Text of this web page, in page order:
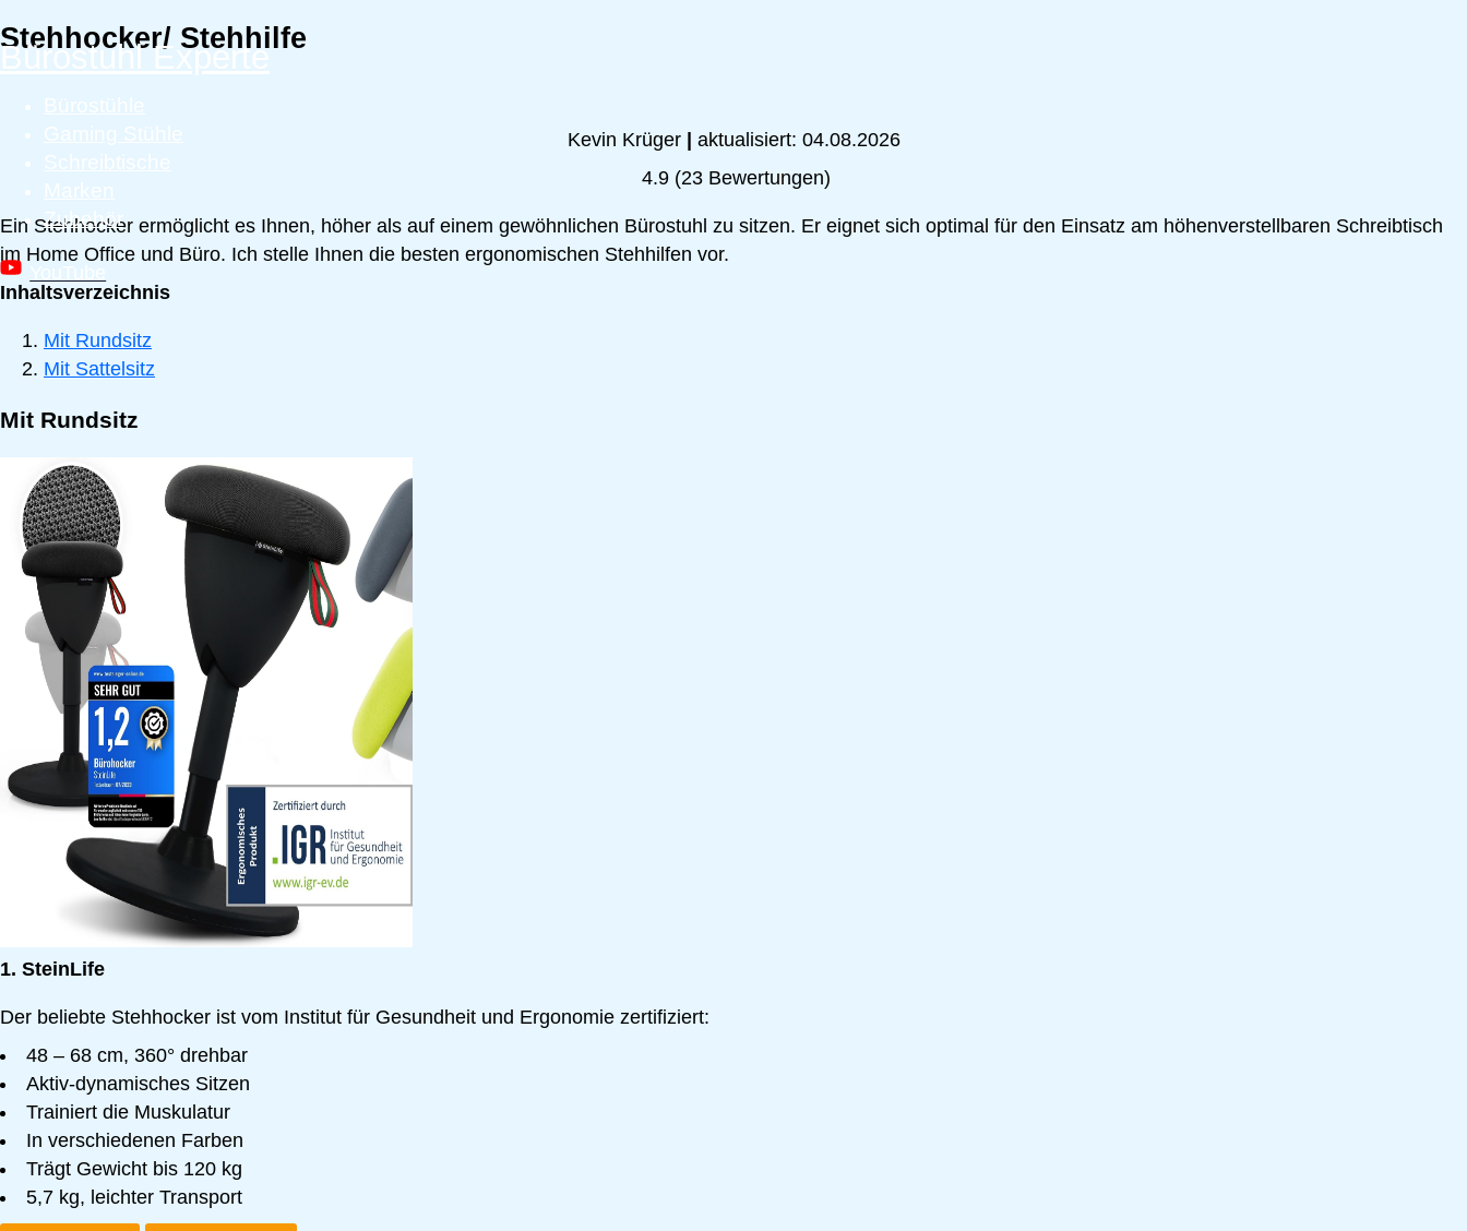
Zum
Inhalt
springen
Bürostuhl Experte
Bürostühle
Gaming Stühle
Schreibtische
Marken
Zubehör
YouTube
Stehhocker/ Stehhilfe
Kevin Krüger | aktualisiert: 04.08.2026
4.9 (23 Bewertungen)
Ein Stehhocker ermöglicht es Ihnen, höher als auf einem gewöhnlichen Bürostuhl zu sitzen. Er eignet sich optimal für den Einsatz am höhenverstellbaren Schreibtisch
im Home Office und Büro. Ich stelle Ihnen die besten ergonomischen Stehhilfen vor.
Inhaltsverzeichnis
Mit Rundsitz
Mit Sattelsitz
Mit Rundsitz
1. SteinLife
Der beliebte Stehhocker ist vom Institut für Gesundheit und Ergonomie zertifiziert:
48 – 68 cm, 360° drehbar
Aktiv-dynamisches Sitzen
Trainiert die Muskulatur
In verschiedenen Farben
Trägt Gewicht bis 120 kg
5,7 kg, leichter Transport